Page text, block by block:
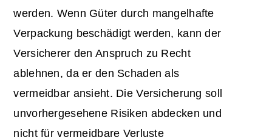
werden. Wenn Güter durch mangelhafte
Verpackung beschädigt werden, kann der
Versicherer den Anspruch zu Recht
ablehnen, da er den Schaden als
vermeidbar ansieht. Die Versicherung soll
unvorhergesehene Risiken abdecken und
nicht für vermeidbare Verluste